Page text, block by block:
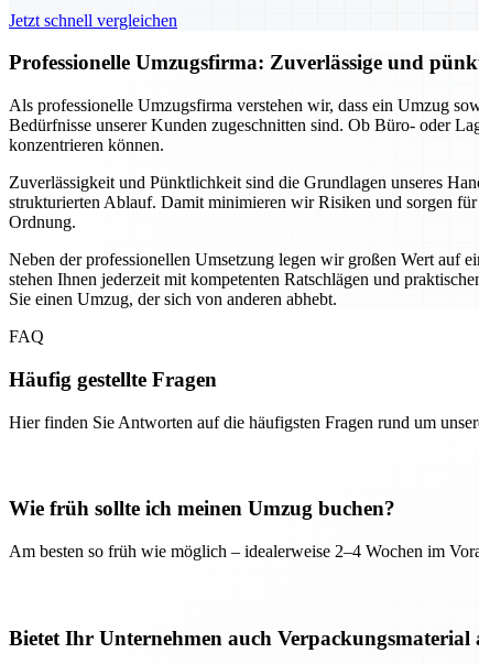
Jetzt schnell vergleichen
Professionelle Umzugsfirma: Zuverlässige und
Als professionelle Umzugsfirma verstehen wir, dass ein Umzug
Bedürfnisse unserer Kunden zugeschnitten sind. Ob Büro- oder
konzentrieren können.
Zuverlässigkeit und Pünktlichkeit sind die Grundlagen unseres
strukturierten Ablauf. Damit minimieren wir Risiken und sorgen für
Ordnung.
Neben der professionellen Umsetzung legen wir großen Wert auf
stehen Ihnen jederzeit mit kompetenten Ratschlägen und
Sie einen Umzug, der sich von anderen abhebt.
FAQ
Häufig gestellte Fragen
Hier finden Sie Antworten auf die häufigsten Fragen rund um
Wie früh sollte ich meinen Umzug buchen?
Am besten so früh wie möglich – idealerweise 2–4 Wochen im
Bietet Ihr Unternehmen auch Verpackungsmaterial